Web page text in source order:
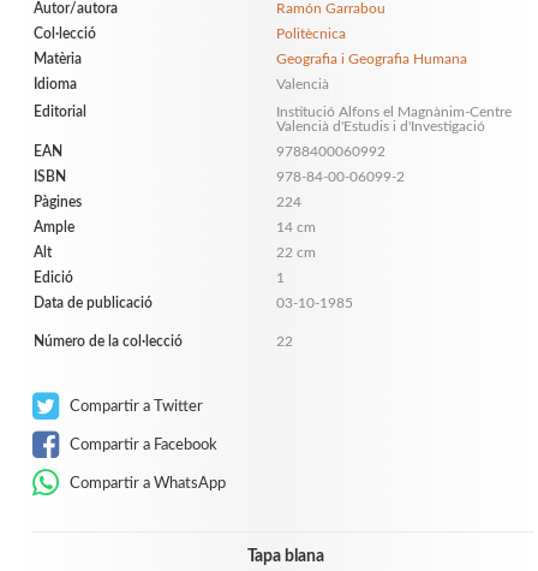
Autor/autora
Ramón Garrabou
Col·lecció
Politècnica
Matèria
Geografia i Geografia Humana
Idioma
Valencià
Editorial
Institució Alfons el Magnànim-Centre
Valencià d'Estudis i d'Investigació
EAN
9788400060992
ISBN
978-84-00-06099-2
Pàgines
224
Ample
14 cm
Alt
22 cm
Edició
1
Data de publicació
03-10-1985
Número de la col·lecció 22
Compartir a Twitter
Compartir a Facebook
Compartir a WhatsApp
Tapa blana